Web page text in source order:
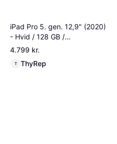
iPad Pro 5. gen. 12,9" (2020)
- Hvid / 128 GB /
Fremragende
4.799 kr.
T ThyRep